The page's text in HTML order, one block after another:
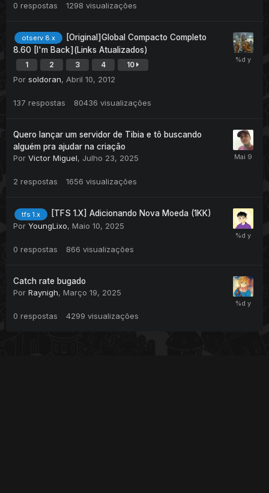
0 respostas 1298 visualizações
otserv 8.x
[Original]Global Compacto Completo
8.60 [I'm Back](Links Atualizados)
1 2 3 4 10
Por soldoran, Abril 10, 2012
137 respostas 80436 visualizações
Quero lançar um servidor de Tibia e tô buscando
alguém pra ajudar na criação
Por Victor Miguel, Julho 23, 2025
2 respostas 1656 visualizações
tfs 1.x
[TFS 1.X] Adicionando Nova Moeda (1KK)
Por YoungLixo, Maio 10, 2025
0 respostas 866 visualizações
Catch rate bugado
Por Raynigh, Março 19, 2025
0 respostas 4299 visualizações